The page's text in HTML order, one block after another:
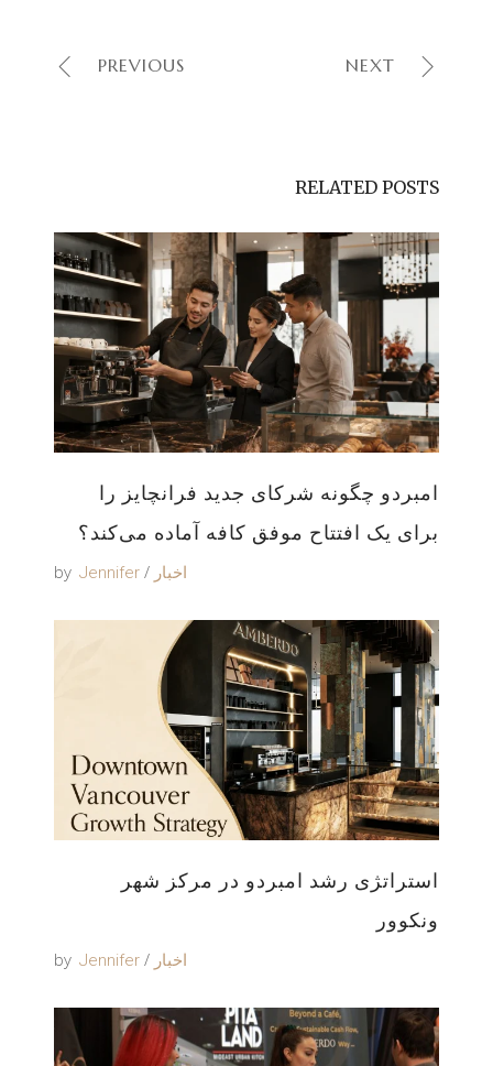
PREVIOUS NEXT
RELATED POSTS
امبردو چگونه شرکای جدید فرانچایز را
برای یک افتتاح موفق کافه آماده می‌کند؟
by Jennifer اخبار
استراتژی رشد امبردو در مرکز شهر
ونکوور
by Jennifer اخبار